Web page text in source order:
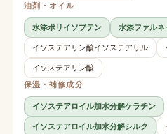
油剤・オイル
水添ポリイソブテン 水添ファルネ
イソステアリン酸イソステアリル
イソステアリン酸
保湿・補修成分
イソステアロイル加水分解ケラチン
イソステアロイル加水分解シルク